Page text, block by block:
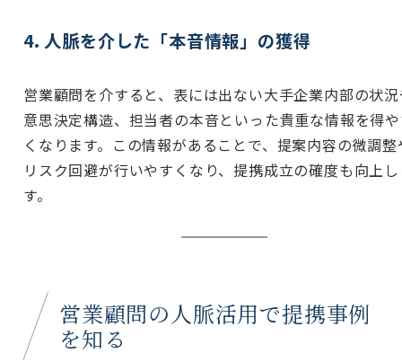
4. 人脈を介した「本音情報」の獲得
営業顧問を介すると、表には出ない大手企業内部の状
意思決定構造、担当者の本音といった貴重な情報を得
くなります。この情報があることで、提案内容の微調整
リスク回避が行いやすくなり、提携成立の確度も向上
す。
営業顧問の人脈活用で提携事例
を知る